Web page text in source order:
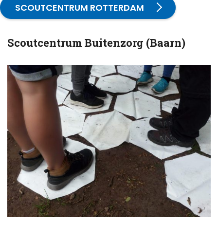
SCOUTCENTRUM ROTTERDAM
Scoutcentrum Buitenzorg (Baarn)